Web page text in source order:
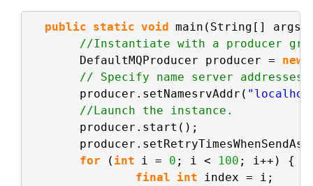
public static void main(String[]
//Instantiate with a producer
DefaultMQProducer producer = new
// Specify name server addresses.
producer.setNamesrvAddr(
//Launch the instance.
producer.start();
for
( int i = 0 ; i < 100 ; i++) {
final int
index = i;